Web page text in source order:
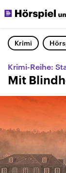
Krimi
Krimi-Reihe:
Mit